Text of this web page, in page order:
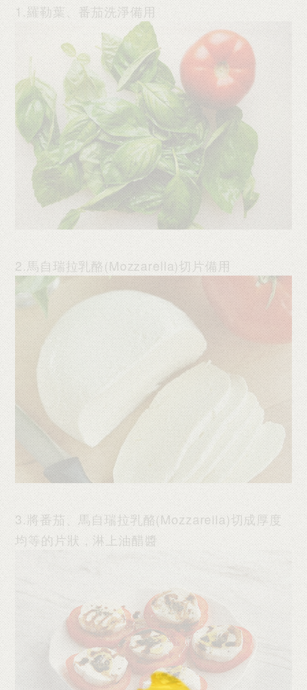
1.羅勒葉、番茄洗淨備用
2.馬自瑞拉乳酪(Mozzarella)切片備用
3.將番茄、馬自瑞拉乳酪(Mozzarella)切成厚度
均等的片狀，淋上油醋醬